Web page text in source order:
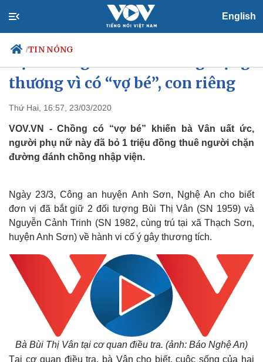
English
/TIN NÓNG
Chính trị
Đảng
Tổ chức nhân sự
Quốc hội
Nhận diện sự thật
Tin 24h
Dự báo thời tiết
thương vì có “vợ bé”, con riêng
Thứ Hai, 16:57, 23/03/2020
VOV.VN - Chồng có “vợ bé” khiến bà Vân uất ức,
người phụ nữ này đã bỏ 1 triệu đồng thuê người chặn
đường đánh chồng nhập viện.
Ngày 23/3, Công an huyện Anh Sơn, Nghệ An cho biết
đơn vị đã bắt giữ 2 đối tượng Bùi Thị Vân (SN 1959) và
Nguyễn Cảnh Trinh (SN 1982, cùng trú tại xã Thạch Sơn,
huyện Anh Sơn) về hành vi cố ý gây thương tích.
Bà Bùi Thị Vân tại cơ quan điều tra. (ảnh: Báo Nghệ An)
Tại cơ quan điều tra, bà Vân cho biết, cuộc sống của hai